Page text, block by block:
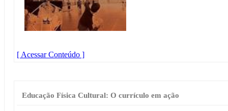
[ Acessar Conteúdo ]
Educação Física Cultural: O currículo em ação